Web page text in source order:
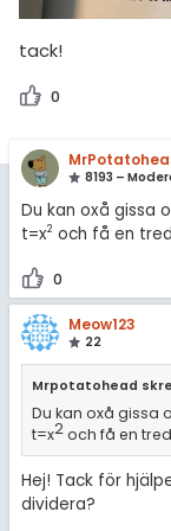
tack!
0
8193 –
Du kan oxå gissa
t=x2 och få en
0
Meow123
22
Mrpotatohead
Du kan oxå gissa
t=x2och få en
Hej! Tack för
dividera?